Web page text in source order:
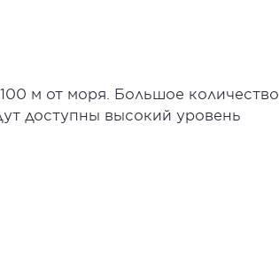
м от моря. Большое количество
доступны высокий уровень